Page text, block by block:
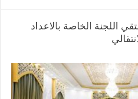
اللجنة الخاصة بالاعداد